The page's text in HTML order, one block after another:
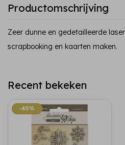
Productomschrijving
Zeer dunne en gedetailleerde
scrapbooking en kaarten maken.
Recent bekeken
-40%
-40%